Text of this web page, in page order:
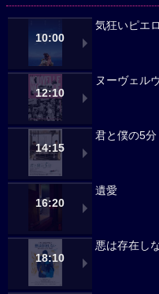
10:00
気狂いピエロ
12:10
ヌーヴェル
14:15
君と僕の5分
16:20
遺愛
18:10
悪は存在し